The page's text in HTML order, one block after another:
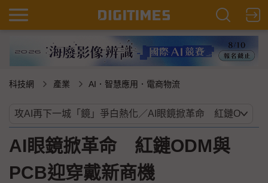
科技網 產業 AI．智慧應用．電商物流
AI眼鏡掀革命 紅鏈ODM與
PCB迎穿戴新商機